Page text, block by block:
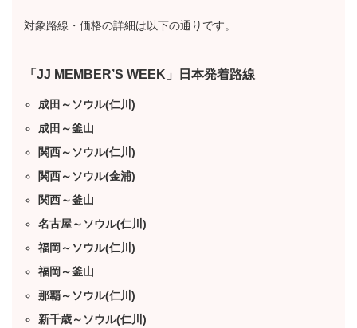
対象路線・価格の詳細は以下の通りです。
「JJ MEMBER’S WEEK」日本発着路線
成田～ソウル(仁川)
成田～釜山
関西～ソウル(仁川)
関西～ソウル(金浦)
関西～釜山
名古屋～ソウル(仁川)
福岡～ソウル(仁川)
福岡～釜山
那覇～ソウル(仁川)
新千歳～ソウル(仁川)